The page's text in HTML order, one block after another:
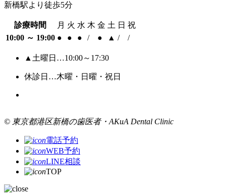
新橋駅より徒歩5分
診療時間 月 火 水 木 金 土 日 祝
10:00 ～ 19:00 ● ● ● / ● ▲ / /
▲土曜日…10:00～17:30
休診日…木曜・日曜・祝日
© 東京都港区新橋の歯医者・AKuA Dental Clinic
電話予約
WEB予約
LINE相談
TOP